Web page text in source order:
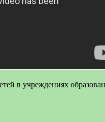
в учреждениях